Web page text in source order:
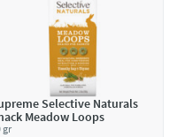
Selective Naturals
Meadow Loops
gr